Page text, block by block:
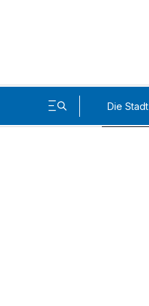
Die Stadt